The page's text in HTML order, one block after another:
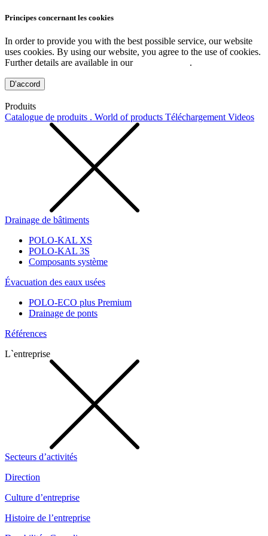
Principes concernant les cookies
In order to provide you with the best possible service, our website
uses cookies. By using our website, you agree to the use of cookies.
Further details are available in our
.
D’accord
Produits
Catalogue de produits . World of products Téléchargement Videos
Drainage de bâtiments
POLO-KAL XS
POLO-KAL 3S
Composants système
Évacuation des eaux usées
POLO-ECO plus Premium
Drainage de ponts
Références
L`entreprise
Secteurs d’activités
Direction
Culture d’entreprise
Histoire de l’entreprise